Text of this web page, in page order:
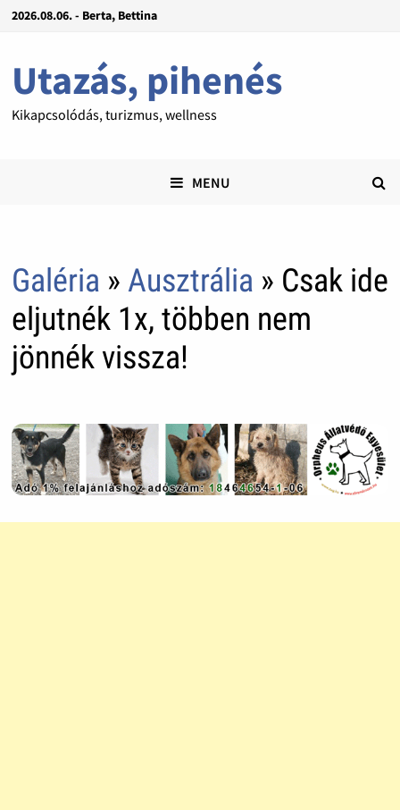
2026.08.06. - Berta, Bettina
Utazás, pihenés
Kikapcsolódás, turizmus, wellness
MENU
Galéria » Ausztrália » Csak ide
eljutnék 1x, többen nem
jönnék vissza!